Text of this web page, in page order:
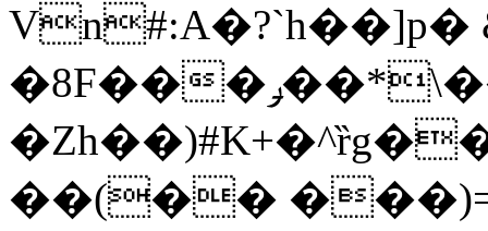
Vn#:A�?`h��]p�
�8F���ݛ��*\��U��S
��(��